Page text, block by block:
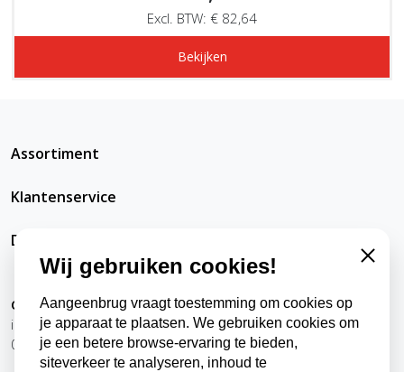
Excl. BTW: € 82,64
Bekijken
Assortiment
Klantenservice
DatRepareerIkZelfWel
Contact
info@datrepareerikzelfwel.nl
0118-570024
Wij gebruiken cookies!
Aangeenbrug vraagt toestemming om cookies op
je apparaat te plaatsen. We gebruiken cookies om
je een betere browse-ervaring te bieden,
siteverkeer te analyseren, inhoud te
Close